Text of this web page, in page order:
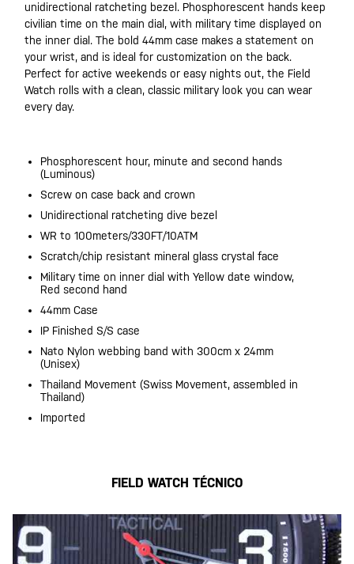
unidirectional ratcheting bezel. Phosphorescent hands keep
civilian time on the main dial, with military time displayed on
the inner dial. The bold 44mm case makes a statement on
your wrist, and is ideal for customization on the back.
Perfect for active weekends or easy nights out, the Field
Watch rolls with a clean, classic military look you can wear
every day.
Phosphorescent hour, minute and second hands
(Luminous)
Screw on case back and crown
Unidirectional ratcheting dive bezel
WR to 100meters/330FT/10ATM
Scratch/chip resistant mineral glass crystal face
Military time on inner dial with Yellow date window,
Red second hand
44mm Case
IP Finished S/S case
Nato Nylon webbing band with 300cm x 24mm
(Unisex)
Thailand Movement (Swiss Movement, assembled in
Thailand)
Imported
FIELD WATCH TÉCNICO